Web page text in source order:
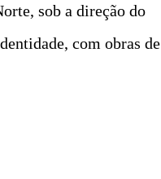
sob a direção do
com obras de